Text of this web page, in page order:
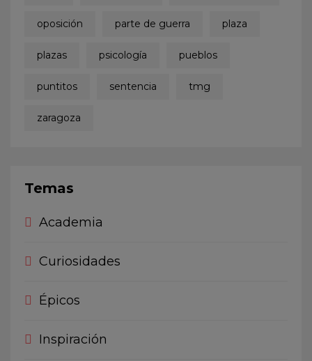
oposición parte de guerra plaza
plazas psicología pueblos
puntitos sentencia tmg
zaragoza
Temas
Academia
Curiosidades
Épicos
Inspiración